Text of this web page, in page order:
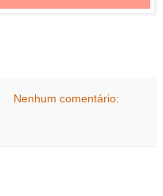
Nenhum comentário: